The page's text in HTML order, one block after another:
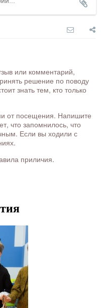
или комментарий,
решение по поводу
знать тем, кто только
от посещения. Напишите
что запомнилось, что
Если вы ходили с
приличия.